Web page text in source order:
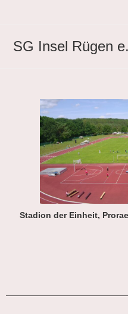
SG Insel Rügen
Stadion der Einheit,